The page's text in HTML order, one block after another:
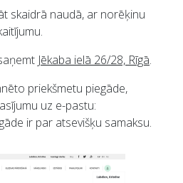
skaidrā naudā, ar norēķinu
Jēkaba ielā 26/28, Rīgā.
priekšmetu piegāde,
uz e-pastu:
ir par atsevišķu samaksu.